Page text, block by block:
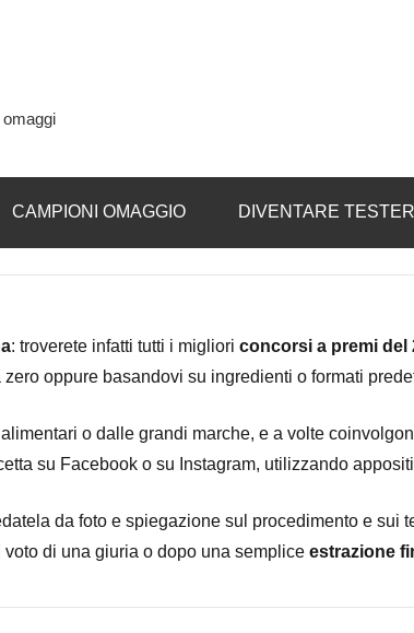
CAMPIONI OMAGGIO DIVENTARE TESTER
: troverete infatti tutti i migliori concorsi a premi del
oppure basandovi su ingredienti o formati
o dalle grandi marche, e a volte
su Facebook o su Instagram, utilizzando
da foto e spiegazione sul procedimento e sui
di una giuria o dopo una semplice estrazione